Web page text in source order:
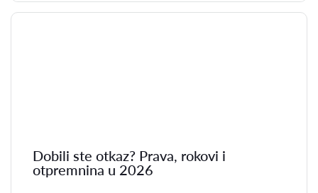
Dobili ste otkaz? Prava, rokovi i
otpremnina u 2026